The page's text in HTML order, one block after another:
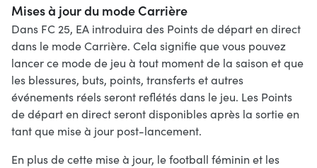
Mises à jour du mode Carrière
Dans FC 25, EA introduira des Points de départ en direct
dans le mode Carrière. Cela signifie que vous pouvez
lancer ce mode de jeu à tout moment de la saison et que
les blessures, buts, points, transferts et autres
événements réels seront reflétés dans le jeu. Les Points
de départ en direct seront disponibles après la sortie en
tant que mise à jour post-lancement.
En plus de cette mise à jour, le football féminin et les